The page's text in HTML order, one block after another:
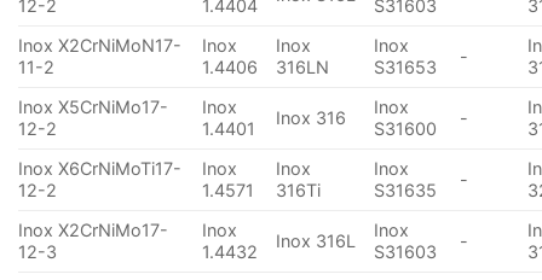
12-2
1.4404
S31603
Inox X2CrNiMoN17-
11-2
Inox
1.4406
Inox
316LN
Inox
S31653
-
Inox X5CrNiMo17-
12-2
Inox
1.4401
Inox 316
Inox
S31600
-
Inox X6CrNiMoTi17-
12-2
Inox
1.4571
Inox
316Ti
Inox
S31635
-
Inox X2CrNiMo17-
12-3
Inox
1.4432
Inox 316L
Inox
S31603
-